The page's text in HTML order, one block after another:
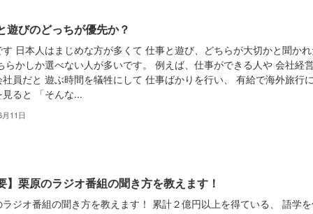
遊びのどっちが優先か？
日本人はまじめな方が多くて 仕事と遊び、どちらが大切かと聞か
らかしか選べない人が多いです。 例えば、仕事ができる人や 会社経
員だと 遊ぶ時間を犠牲にして 仕事ばかりを行い、 有給で海外旅行
ると 「そんな...
11日
】栗原のラジオ番組の聞き方を教えます！
ジオ番組の聞き方を教えます！ 累計２億円以上を得ている、 語学